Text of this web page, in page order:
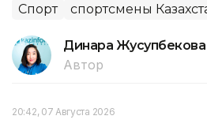
Спорт спортсмены
Динара Жусупбекова
Автор
20:42, 07 Августа 2026